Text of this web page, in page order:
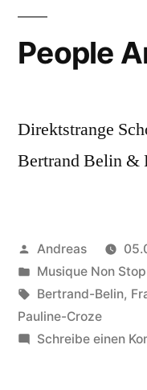
People
Direktstrange
Bertrand Belin &
Veröffentlicht
von
Andreas
Veröffentlicht
in
Musique Non Stop
Schlagwörter:
Bertrand-Belin,
Pauline-Croze
Schreibe einen